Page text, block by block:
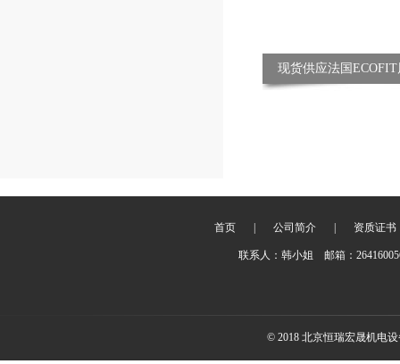
现货供应法国ECOFIT
首页 公司简介 资质证书
联系人：韩小姐 邮箱：
© 2018 北京恒瑞宏晟机电